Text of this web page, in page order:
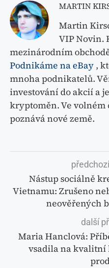
MARTIN
Martin
VIP Novin.
mezinárodním
Podnikáme na eBay ,
mnoha podnikatelů.
investování do akcií a
kryptoměn. Ve volném
poznává nové země.
Nástup sociálně
Vietnamu: Zrušeno
neověřených
další
Maria Hanclová:
vsadila na kvalitní